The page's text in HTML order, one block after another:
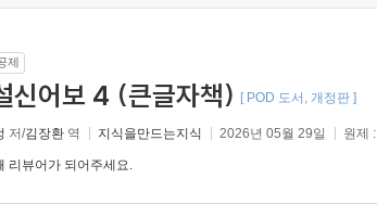
제
신어보 4 (큰글자책) [ POD 도서, 개정판 ]
저/김장환 역 지식을만드는지식 2026년 05월 29일 원제 :
리뷰어가 되어주세요.